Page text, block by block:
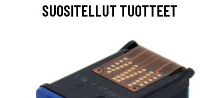
SUOSITELLUT TUOTTEET